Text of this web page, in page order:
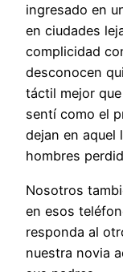
ingresado en
en ciudades
complicidad
desconocen
táctil mejor
sentí como el
dejan en aquel
hombres
Nosotros
en esos
responda al
nuestra novia